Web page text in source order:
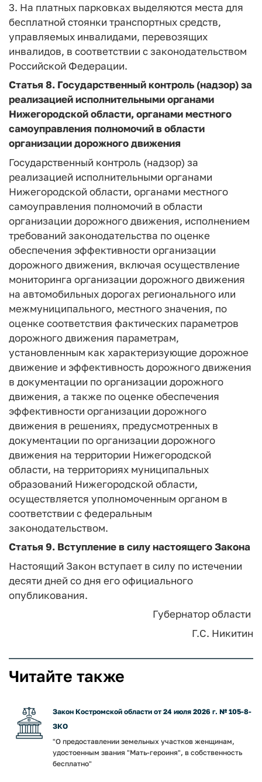
3. На платных парковках выделяются места для
бесплатной стоянки транспортных средств,
управляемых инвалидами, перевозящих
инвалидов, в соответствии с законодательством
Российской Федерации.
Статья 8. Государственный контроль (надзор) за
реализацией исполнительными органами
Нижегородской области, органами местного
самоуправления полномочий в области
организации дорожного движения
Государственный контроль (надзор) за
реализацией исполнительными органами
Нижегородской области, органами местного
самоуправления полномочий в области
организации дорожного движения, исполнением
требований законодательства по оценке
обеспечения эффективности организации
дорожного движения, включая осуществление
мониторинга организации дорожного движения
на автомобильных дорогах регионального или
межмуниципального, местного значения, по
оценке соответствия фактических параметров
дорожного движения параметрам,
установленным как характеризующие дорожное
движение и эффективность дорожного движения
в документации по организации дорожного
движения, а также по оценке обеспечения
эффективности организации дорожного
движения в решениях, предусмотренных в
документации по организации дорожного
движения на территории Нижегородской
области, на территориях муниципальных
образований Нижегородской области,
осуществляется уполномоченным органом в
соответствии с федеральным
законодательством.
Статья 9. Вступление в силу настоящего Закона
Настоящий Закон вступает в силу по истечении
десяти дней со дня его официального
опубликования.
Губернатор области
Г.С. Никитин
Читайте также
Закон Костромской области от 24 июля 2026 г. № 105-8-
ЗКО
"О предоставлении земельных участков женщинам,
удостоенным звания "Мать-героиня", в собственность
бесплатно"